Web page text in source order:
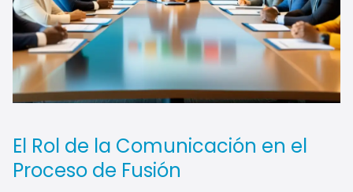
El Rol de la Comunicación en el
Proceso de Fusión